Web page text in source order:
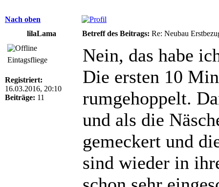
Nach oben
lilaLama
Betreff des Beitrags: Re: Neubau
Eintagsfliege
Registriert:
16.03.2016, 20:10
Beiträge: 11
Nein, das habe
Die ersten 10
rumgehoppelt.
und als die
gemeckert und
sind wieder in